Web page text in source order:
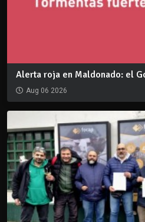
Alerta roja en Maldonado: el
Aug 06 2026